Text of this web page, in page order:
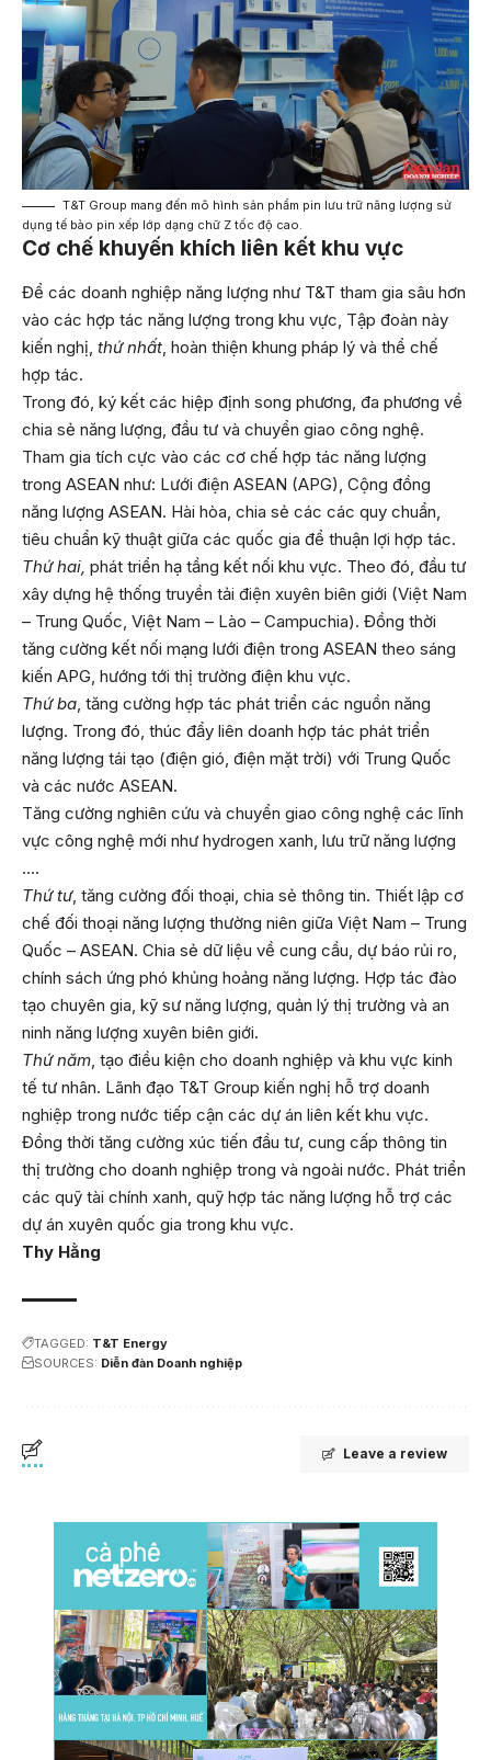
T&T Group mang đến mô hình sản phẩm pin lưu trữ năng lượng sử
dụng tế bào pin xếp lớp dạng chữ Z tốc độ cao.
Cơ chế khuyến khích liên kết khu vực
Để các doanh nghiệp năng lượng như T&T tham gia sâu hơn
vào các hợp tác năng lượng trong khu vực, Tập đoàn này
kiến nghị, thứ nhất, hoàn thiện khung pháp lý và thể chế
hợp tác.
Trong đó, ký kết các hiệp định song phương, đa phương về
chia sẻ năng lượng, đầu tư và chuyển giao công nghệ.
Tham gia tích cực vào các cơ chế hợp tác năng lượng
trong ASEAN như: Lưới điện ASEAN (APG), Cộng đồng
năng lượng ASEAN. Hài hòa, chia sẻ các các quy chuẩn,
tiêu chuẩn kỹ thuật giữa các quốc gia để thuận lợi hợp tác.
Thứ hai, phát triển hạ tầng kết nối khu vực. Theo đó, đầu tư
xây dựng hệ thống truyền tải điện xuyên biên giới (Việt Nam
– Trung Quốc, Việt Nam – Lào – Campuchia). Đồng thời
tăng cường kết nối mạng lưới điện trong ASEAN theo sáng
kiến APG, hướng tới thị trường điện khu vực.
Thứ ba, tăng cường hợp tác phát triển các nguồn năng
lượng. Trong đó, thúc đẩy liên doanh hợp tác phát triển
năng lượng tái tạo (điện gió, điện mặt trời) với Trung Quốc
và các nước ASEAN.
Tăng cường nghiên cứu và chuyển giao công nghệ các lĩnh
vực công nghệ mới như hydrogen xanh, lưu trữ năng lượng
….
Thứ tư, tăng cường đối thoại, chia sẻ thông tin. Thiết lập cơ
chế đối thoại năng lượng thường niên giữa Việt Nam – Trung
Quốc – ASEAN. Chia sẻ dữ liệu về cung cầu, dự báo rủi ro,
chính sách ứng phó khủng hoảng năng lượng. Hợp tác đào
tạo chuyên gia, kỹ sư năng lượng, quản lý thị trường và an
ninh năng lượng xuyên biên giới.
Thứ năm, tạo điều kiện cho doanh nghiệp và khu vực kinh
tế tư nhân. Lãnh đạo T&T Group kiến nghị hỗ trợ doanh
nghiệp trong nước tiếp cận các dự án liên kết khu vực.
Đồng thời tăng cường xúc tiến đầu tư, cung cấp thông tin
thị trường cho doanh nghiệp trong và ngoài nước. Phát triển
các quỹ tài chính xanh, quỹ hợp tác năng lượng hỗ trợ các
dự án xuyên quốc gia trong khu vực.
Thy Hằng
TAGGED: T&T Energy
SOURCES: Diễn đàn Doanh nghiệp
Leave a review